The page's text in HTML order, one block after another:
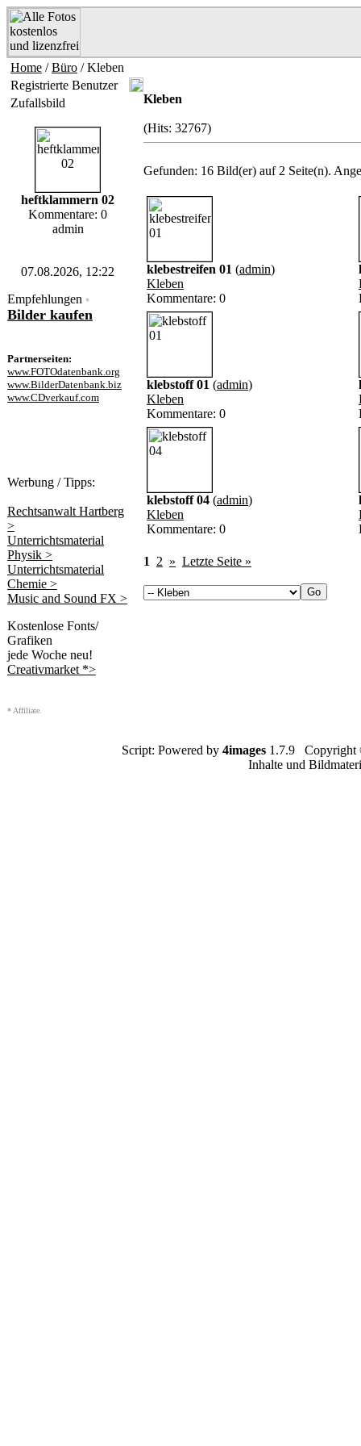
Home /Büro / Kleben
Registrierte Benutzer
Zufallsbild
heftklammern 02
Kommentare: 0
admin
07.08.2026, 12:22
Empfehlungen *
Bilder kaufen
Partnerseiten:
www.FOTOdatenbank.org
www.BilderDatenbank.biz
www.CDverkauf.com
Werbung / Tipps:
Rechtsanwalt Hartberg
>
Unterrichtsmaterial
Physik >
Unterrichtsmaterial
Chemie >
Music and Sound FX >
Kostenlose Fonts/
Grafiken
jede Woche neu!
Creativmarket *>
* Affiliate.
Kleben
(Hits: 32767)
Gefunden: 16 Bild(er) auf 2 Seite(n).
klebestreifen 01 (admin)
Kleben
Kommentare: 0
klebstoff 01 (admin)
Kleben
Kommentare: 0
klebstoff 04 (admin)
Kleben
Kommentare: 0
1 2 » Letzte Seite »
Script: Powered by 4images1.7.9 Copyright
Inhalte und